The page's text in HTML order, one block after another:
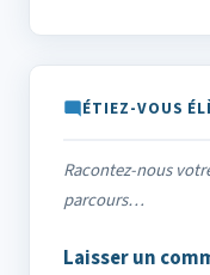
ÉTIEZ-VOUS
Racontez-nous
parcours…
Laisser un